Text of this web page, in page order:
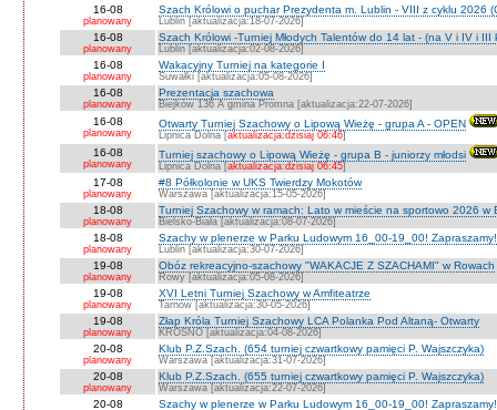
16-08
planowany
Szach Królowi o puchar Prezydenta m. Lublin - VIII z cyklu 2026
Lublin [aktualizacja:18-07-2026]
16-08
planowany
Szach Królowi -Turniej Młodych Talentów do 14 lat - (na V i IV i III
Lublin [aktualizacja:02-08-2026]
16-08
planowany
Wakacyjny Turniej na kategorie I
Suwałki [aktualizacja:05-08-2026]
16-08
planowany
Prezentacja szachowa
Biejków 136 A gmina Promna [aktualizacja:22-07-2026]
16-08
planowany
Otwarty Turniej Szachowy o Lipową Wieżę - grupa A - OPEN
Lipnica Dolna [aktualizacja:dzisiaj 06:46]
16-08
planowany
Turniej szachowy o Lipową Wieżę - grupa B - juniorzy młodsi
Lipnica Dolna [aktualizacja:dzisiaj 06:45]
17-08
planowany
#8 Półkolonie w UKS Twierdzy Mokotów
Warszawa [aktualizacja:15-05-2026]
18-08
planowany
Turniej Szachowy w ramach: Lato w mieście na sportowo 2026 w
Bielsko-Biała [aktualizacja:08-07-2026]
18-08
planowany
Szachy w plenerze w Parku Ludowym 16_00-19_00! Zapraszamy!
Lublin [aktualizacja:30-07-2026]
19-08
planowany
Obóz rekreacyjno-szachowy "WAKACJE Z SZACHAMI" w Rowach
Rowy [aktualizacja:05-08-2026]
19-08
planowany
XVI Letni Turniej Szachowy w Amfiteatrze
Tarnów [aktualizacja:30-05-2026]
19-08
planowany
Złap Króla Turniej Szachowy LCA Polanka Pod Altaną- Otwarty
KROSNO [aktualizacja:04-08-2026]
20-08
planowany
Klub P.Z.Szach. (654 turniej czwartkowy pamięci P. Wajszczyka)
Warszawa [aktualizacja:31-07-2026]
20-08
planowany
Klub P.Z.Szach. (655 turniej czwartkowy pamięci P. Wajszczyka)
Warszawa [aktualizacja:22-07-2026]
20-08 Szachy w plenerze w Parku Ludowym 16_00-19_00! Zapraszamy!